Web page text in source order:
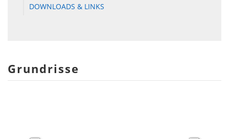
DOWNLOADS & LINKS
Grundrisse